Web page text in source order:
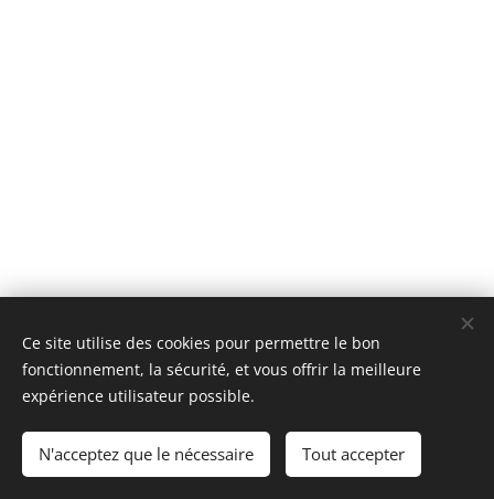
Images fournies par
l-amour.net
Optimisé parWebnode Cookies
Ce site utilise des cookies pour permettre le bon
fonctionnement, la sécurité, et vous offrir la meilleure
expérience utilisateur possible.
N'acceptez que le nécessaire Tout accepter